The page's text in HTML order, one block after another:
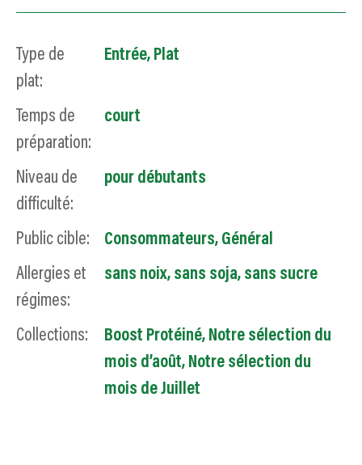
Type de
plat:
Entrée, Plat
Temps de
préparation:
court
Niveau de
difficulté:
pour débutants
Public cible: Consommateurs, Général
Allergies et
régimes:
sans noix, sans soja, sans sucre
Collections: Boost Protéiné, Notre sélection du
mois d’août, Notre sélection du
mois de Juillet